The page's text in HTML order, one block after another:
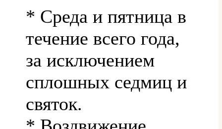
* Среда и пятница в
течение всего года,
за исключением
сплошных седмиц и
святок.